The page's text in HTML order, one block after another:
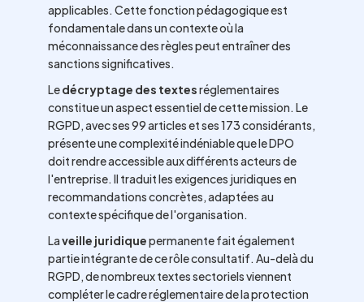
applicables. Cette fonction pédagogique est
fondamentale dans un contexte où la
méconnaissance des règles peut entraîner des
sanctions significatives.
Ledécryptage des textesréglementaires
constitue un aspect essentiel de cette mission. Le
RGPD, avec ses 99 articles et ses 173 considérants,
présente une complexité indéniable que le DPO
doit rendre accessible aux différents acteurs de
l'entreprise. Il traduit les exigences juridiques en
recommandations concrètes, adaptées au
contexte spécifique de l'organisation.
Laveille juridiquepermanente fait également
partie intégrante de ce rôle consultatif. Au-delà du
RGPD, de nombreux textes sectoriels viennent
compléter le cadre réglementaire de la protection